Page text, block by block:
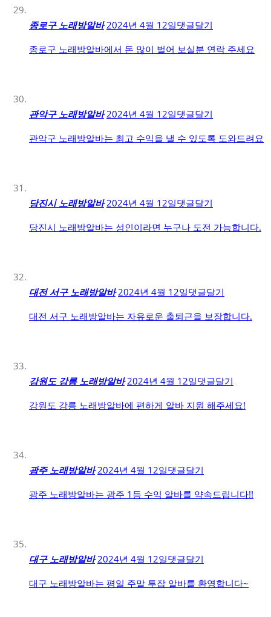
종로구 노래방알바 2024년 4월 12일댓글달기
종로구 노래방알바에서 돈 많이 벌어 보실분 연락 주세요
관악구 노래방알바 2024년 4월 12일댓글달기
관악구 노래방알바는 최고 수익을 낼 수 있도록 도와드려요
당진시 노래방알바 2024년 4월 12일댓글달기
당진시 노래방알바는 성인이라면 누구나 도전 가능합니다.
대전 서구 노래방알바 2024년 4월 12일댓글달기
대전 서구 노래방알바는 자유로운 출퇴근을 보장합니다.
강원도 강릉 노래방알바 2024년 4월 12일댓글달기
강원도 강릉 노래방알바에 편하게 알바 지원 해주세요!
광주 노래방알바 2024년 4월 12일댓글달기
광주 노래방알바는 광주 1등 수익 알바를 약속드립니다!!
대구 노래방알바 2024년 4월 12일댓글달기
대구 노래방알바는 평일 주말 투잡 알바를 환영합니다~